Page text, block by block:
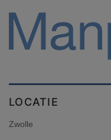
LOCATIE
Zwolle